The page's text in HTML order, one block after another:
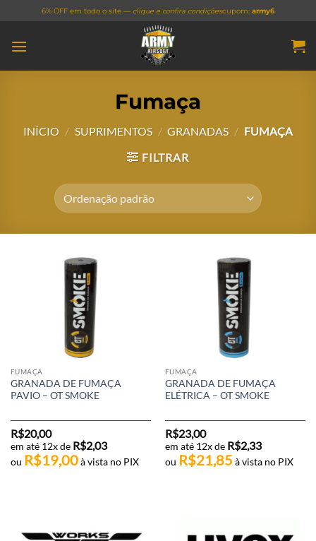
content
6% OFF em todo o site — clique e confira condiçõescupom: army6
Fumaça
INÍCIO / SUPRIMENTOS / GRANADAS / FUMAÇA
FILTRAR
FUMAÇA
GRANADA DE FUMAÇA
PAVIO – OT SMOKE
R$20,00
em até 12x de R$2,03
ou R$19,00 à vista no PIX
FUMAÇA
GRANADA DE FUMAÇA
ELÉTRICA – OT SMOKE
R$23,00
em até 12x de R$2,33
ou R$21,85 à vista no PIX